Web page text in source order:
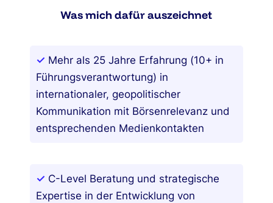
Was mich dafür auszeichnet
✓ Mehr als 25 Jahre Erfahrung (10+ in
Führungsverantwortung) in
internationaler, geopolitischer
Kommunikation mit Börsenrelevanz und
entsprechenden Medienkontakten
✓ C-Level Beratung und strategische
Expertise in der Entwicklung von